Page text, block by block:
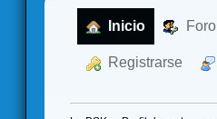
Inicio Foro
Registrarse